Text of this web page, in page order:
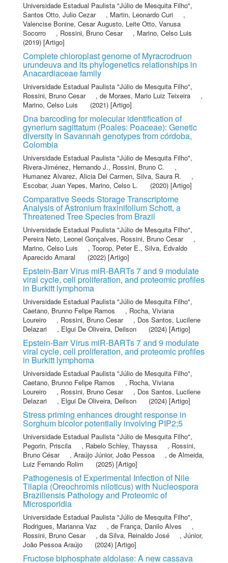
Universidade Estadual Paulista "Júlio de Mesquita Filho",
Santos Otto, Julio Cezar
, Martin, Leonardo Curi
,
Valencise Bonine, Cesar Augusto, Leite Otto, Vanusa
Socorro
, Rossini, Bruno Cesar , Marino, Celso Luis
(2019) [Artigo]
Complete chloroplast genome of Myracrodruon
urundeuva and its phylogenetics relationships in
Anacardiaceae family
Universidade Estadual Paulista "Júlio de Mesquita Filho",
Rossini, Bruno Cesar
, de Moraes, Mario Luiz Teixeira
,
Marino, Celso Luis
(2021) [Artigo]
Dna barcoding for molecular identification of
gynerium sagittatum (Poales: Poaceae): Genetic
diversity in Savannah genotypes from córdoba,
Colombia
Universidade Estadual Paulista "Júlio de Mesquita Filho",
Rivera-Jiménez, Hernando J., Rossini, Bruno C.
,
Humanez Alvarez, Alicia Del Carmen, Silva, Saura R.
,
Escobar, Juan Yepes, Marino, Celso L. (2020) [Artigo]
Comparative Seeds Storage Transcriptome
Analysis of Astronium fraxinifolium Schott, a
Threatened Tree Species from Brazil
Universidade Estadual Paulista "Júlio de Mesquita Filho",
Pereira Neto, Leonel Gonçalves, Rossini, Bruno Cesar
,
Marino, Celso Luis
, Toorop, Peter E., Silva, Edvaldo
Aparecido Amaral
(2022) [Artigo]
Epstein-Barr Virus miR-BARTs 7 and 9 modulate
viral cycle, cell proliferation, and proteomic profiles
in Burkitt lymphoma
Universidade Estadual Paulista "Júlio de Mesquita Filho",
Caetano, Brunno Felipe Ramos
, Rocha, Viviana
Loureiro
, Rossini, Bruno Cesar , Dos Santos, Lucilene
Delazari
, Elgui De Oliveira, Deilson (2024) [Artigo]
Epstein-Barr Virus miR-BARTs 7 and 9 modulate
viral cycle, cell proliferation, and proteomic profiles
in Burkitt lymphoma
Universidade Estadual Paulista "Júlio de Mesquita Filho",
Caetano, Brunno Felipe Ramos
, Rocha, Viviana
Loureiro
, Rossini, Bruno Cesar , Dos Santos, Lucilene
Delazari
, Elgui De Oliveira, Deilson (2024) [Artigo]
Stress priming enhances drought response in
Sorghum bicolor potentially involving PIP2;5
Universidade Estadual Paulista "Júlio de Mesquita Filho",
Pegorin, Priscila
, Rabelo Schley, Thayssa , Rossini,
Bruno César
, Araújo Júnior, João Pessoa , de Almeida,
Luiz Fernando Rolim
(2025) [Artigo]
Pathogenesis of Experimental Infection of Nile
Tilapia (Oreochromis niloticus) with Nucleospora
Braziliensis Pathology and Proteomic of
Microsporidia
Universidade Estadual Paulista "Júlio de Mesquita Filho",
Rodrigues, Marianna Vaz
, de França, Danilo Alves
,
Rossini, Bruno Cesar
, da Silva, Reinaldo José , Júnior,
João Pessoa Araújo
(2024) [Artigo]
Fructose biphosphate aldolase: A new cassava